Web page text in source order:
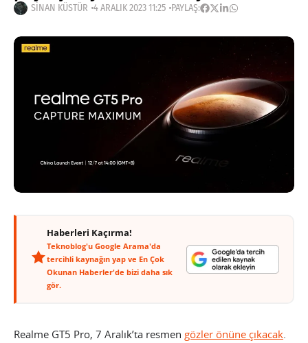
SINAN KÜSTÜR 4 ARALIK 2023 11:25 PAYLAŞ:
Haberleri Kaçırma!
Teknoblog'u Google Arama'da
tercihli kaynağın yap ve En Çok
Okunan Haberler'de bizi daha sık
gör.
Realme GT5 Pro, 7 Aralık’ta resmen gözler önüne çıkacak.